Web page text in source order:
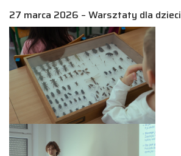
27 marca 2026 – Warsztaty dla dzieci